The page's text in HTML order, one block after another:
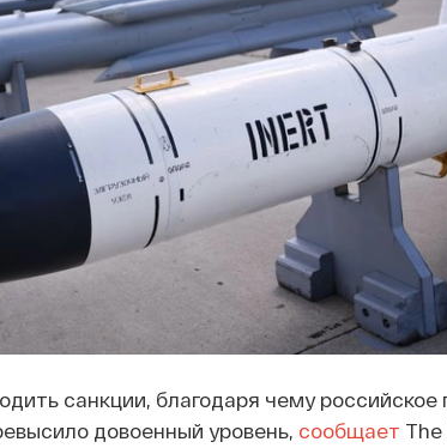
санкции, благодаря чему российское
довоенный уровень, сообщает The